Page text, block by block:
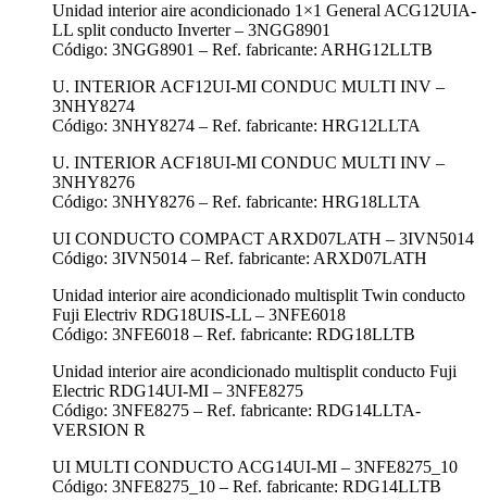
Unidad interior aire acondicionado 1×1 General ACG12UIA-
LL split conducto Inverter – 3NGG8901
Código: 3NGG8901 – Ref. fabricante: ARHG12LLTB
U. INTERIOR ACF12UI-MI CONDUC MULTI INV –
3NHY8274
Código: 3NHY8274 – Ref. fabricante: HRG12LLTA
U. INTERIOR ACF18UI-MI CONDUC MULTI INV –
3NHY8276
Código: 3NHY8276 – Ref. fabricante: HRG18LLTA
UI CONDUCTO COMPACT ARXD07LATH – 3IVN5014
Código: 3IVN5014 – Ref. fabricante: ARXD07LATH
Unidad interior aire acondicionado multisplit Twin conducto
Fuji Electriv RDG18UIS-LL – 3NFE6018
Código: 3NFE6018 – Ref. fabricante: RDG18LLTB
Unidad interior aire acondicionado multisplit conducto Fuji
Electric RDG14UI-MI – 3NFE8275
Código: 3NFE8275 – Ref. fabricante: RDG14LLTA-
VERSION R
UI MULTI CONDUCTO ACG14UI-MI – 3NFE8275_10
Código: 3NFE8275_10 – Ref. fabricante: RDG14LLTB